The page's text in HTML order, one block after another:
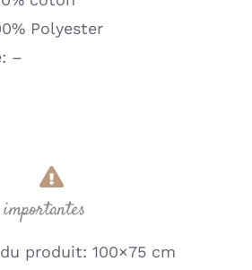
Polyester
–
produit: 100×75 cm